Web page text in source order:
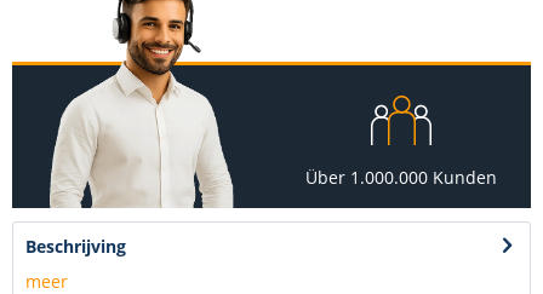
Über 1.000.000 Kunden
Beschrijving
meer